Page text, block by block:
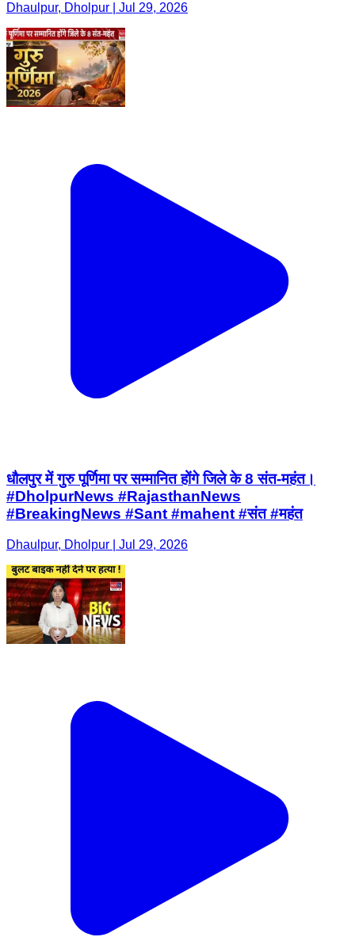
Dhaulpur, Dholpur | Jul 29, 2026
धौलपुर में गुरु पूर्णिमा पर सम्मानित होंगे जिले के 8 संत-महंत।
#DholpurNews #RajasthanNews
#BreakingNews #Sant #mahent #संत #महंत
Dhaulpur, Dholpur | Jul 29, 2026